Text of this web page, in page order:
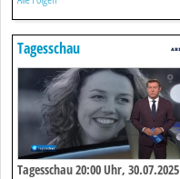
Tagesschau
Tagesschau 20:00 Uhr, 30.07.2025